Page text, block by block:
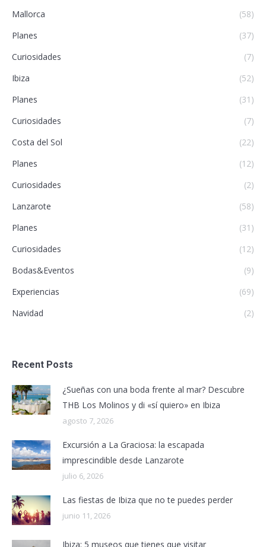
Mallorca
(58)
Planes
(37)
Curiosidades
(7)
Ibiza
(52)
Planes
(31)
Curiosidades
(7)
Costa del Sol
(22)
Planes
(12)
Curiosidades
(2)
Lanzarote
(58)
Planes
(31)
Curiosidades
(12)
Bodas&Eventos
(9)
Experiencias
(69)
Navidad
(2)
Recent Posts
¿Sueñas con una boda frente al mar? Descubre
THB Los Molinos y di «sí quiero» en Ibiza
agosto 7, 2026
Excursión a La Graciosa: la escapada
imprescindible desde Lanzarote
julio 6, 2026
Las fiestas de Ibiza que no te puedes perder
junio 11, 2026
Ibiza: 5 museos que tienes que visitar